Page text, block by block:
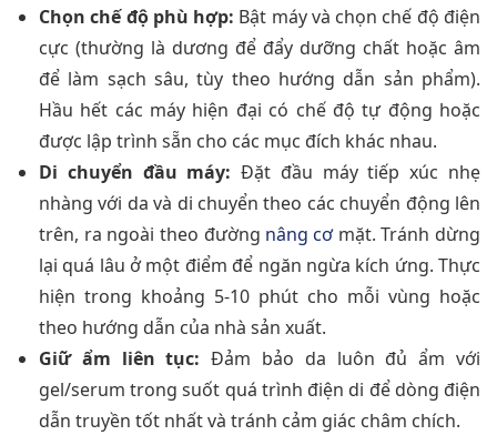
Chọn chế độ phù hợp: Bật máy và chọn chế độ điện
cực (thường là dương để đẩy dưỡng chất hoặc âm
để làm sạch sâu, tùy theo hướng dẫn sản phẩm).
Hầu hết các máy hiện đại có chế độ tự động hoặc
được lập trình sẵn cho các mục đích khác nhau.
Di chuyển đầu máy: Đặt đầu máy tiếp xúc nhẹ
nhàng với da và di chuyển theo các chuyển động lên
trên, ra ngoài theo đường nâng cơmặt. Tránh dừng
lại quá lâu ở một điểm để ngăn ngừa kích ứng. Thực
hiện trong khoảng 5-10 phút cho mỗi vùng hoặc
theo hướng dẫn của nhà sản xuất.
Giữ ẩm liên tục: Đảm bảo da luôn đủ ẩm với
gel/serum trong suốt quá trình điện di để dòng điện
dẫn truyền tốt nhất và tránh cảm giác châm chích.